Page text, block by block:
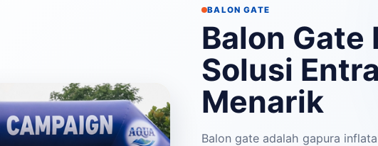
BALON GATE
Balon Gate
Solusi
Menarik
Balon gate adalah gapura